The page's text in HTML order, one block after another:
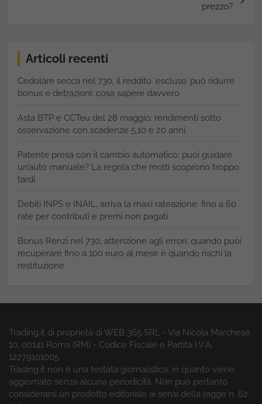
prezzo?
Articoli recenti
Cedolare secca nel 730, il reddito ‘escluso’ può ridurre
bonus e detrazioni: cosa sapere davvero
Asta BTP e CCTeu del 28 maggio: rendimenti sotto
osservazione con scadenze 5,10 e 20 anni
Patente presa con il cambio automatico: puoi guidare
un’auto manuale? La regola che molti scoprono troppo
tardi
Debiti INPS e INAIL, arriva la maxi rateazione: fino a 60
rate per contributi e premi non pagati
Bonus Renzi nel 730, attenzione agli errori: quando puoi
recuperare fino a 100 euro al mese e quando rischi la
restituzione
Trading.it di proprietà di WEB 365 SRL - Via Nicola Marchese
10, 00141 Roma (RM) - Codice Fiscale e Partita I.V.A.
12279101005
Trading.it non è una testata giornalistica, in quanto viene
aggiornato senza alcuna periodicità. Non può pertanto
considerarsi un prodotto editoriale ai sensi della legge n. 62